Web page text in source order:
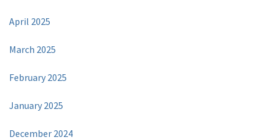
April 2025
March 2025
February 2025
January 2025
December 2024